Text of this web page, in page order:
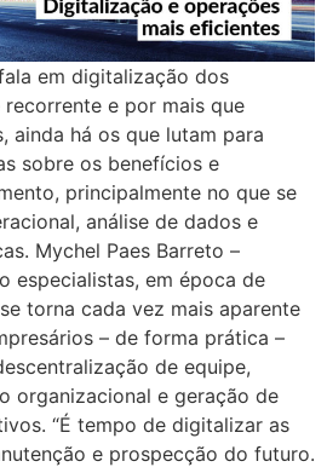
em digitalização dos
e por mais que
ainda há os que lutam para
sobre os benefícios e
principalmente no que se
análise de dados e
Mychel Paes Barreto –
especialistas, em época de
torna cada vez mais aparente
– de forma prática –
de equipe,
organizacional e geração de
“É tempo de digitalizar as
e prospecção do futuro.